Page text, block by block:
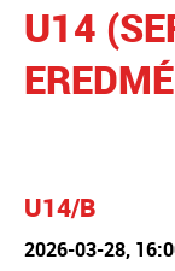
U14
U14/B
2026-03-28,